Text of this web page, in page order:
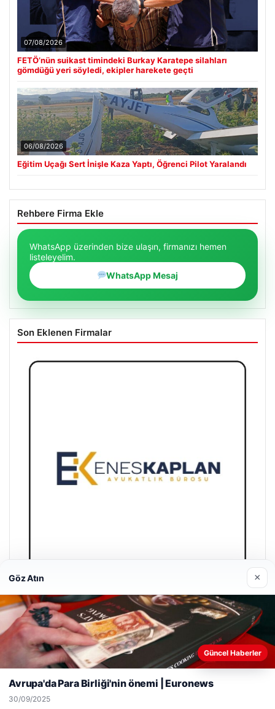
07/08/2026
FETÖ’nün suikast timindeki Burkay Karatepe silahları
gömdüğü yeri söyledi, ekipler harekete geçti
06/08/2026
Eğitim Uçağı Sert İnişle Kaza Yaptı, Öğrenci Pilot Yaralandı
Rehbere Firma Ekle
WhatsApp üzerinden bize ulaşın, firmanızı hemen
listeleyelim.
WhatsApp Mesaj
Son Eklenen Firmalar
Enes Kaplan Avukatlık Bürosu
28/04/2026
Web sitemizi nasıl kullandığınızı daha iyi anlayabilmek,
deneyiminizi kişiselleştirmek ve geliştirmek amacıyla çerezler
Reddet Kabul Et
Göz Atın ×
Güncel Haberler
Avrupa'da Para Birliği'nin önemi | Euronews
30/09/2025